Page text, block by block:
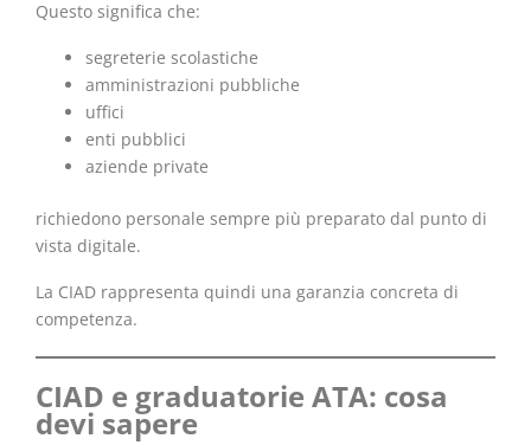
Questo significa che:
segreterie scolastiche
amministrazioni pubbliche
uffici
enti pubblici
aziende private
richiedono personale sempre più preparato dal punto di
vista digitale.
La CIAD rappresenta quindi una garanzia concreta di
competenza.
CIAD e graduatorie ATA: cosa
devi sapere